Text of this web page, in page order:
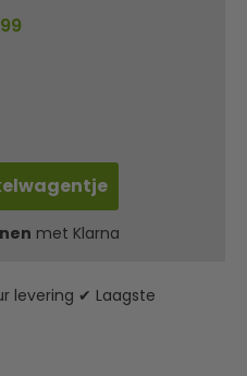
met Klarna
levering ✔ Laagste